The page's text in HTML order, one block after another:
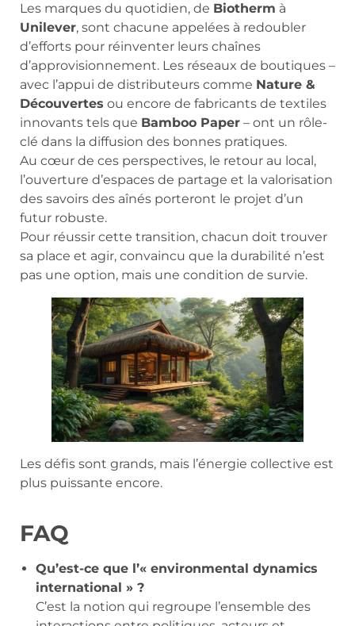
Les marques du quotidien, de Biotherm à
Unilever, sont chacune appelées à redoubler
d’efforts pour réinventer leurs chaînes
d’approvisionnement. Les réseaux de boutiques –
avec l’appui de distributeurs comme Nature &
Découvertes ou encore de fabricants de textiles
innovants tels que Bamboo Paper – ont un rôle-
clé dans la diffusion des bonnes pratiques.
Au cœur de ces perspectives, le retour au local,
l’ouverture d’espaces de partage et la valorisation
des savoirs des aînés porteront le projet d’un
futur robuste.
Pour réussir cette transition, chacun doit trouver
sa place et agir, convaincu que la durabilité n’est
pas une option, mais une condition de survie.
Les défis sont grands, mais l’énergie collective est
plus puissante encore.
FAQ
Qu’est-ce que l’« environmental dynamics
international » ?
C’est la notion qui regroupe l’ensemble des